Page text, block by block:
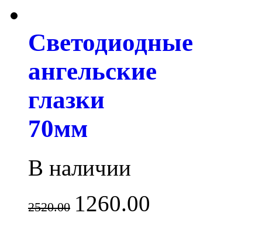
Светодиодные
ангельские
глазки
70мм
В наличии
2520.00 1260.00